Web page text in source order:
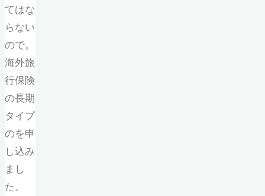
てはな
らない
ので。
海外旅
行保険
の長期
タイプ
のを申
し込み
まし
た。